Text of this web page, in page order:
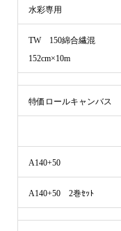
水彩専用
TW 150綿合繊混
152cm×10m
特価ロールキャンバス
A140+50
A140+50 2巻ｾｯﾄ